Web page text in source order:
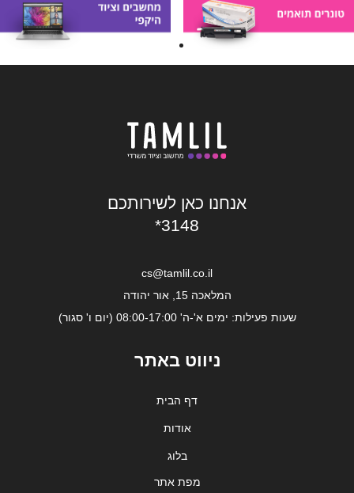
אנחנו כאן לשירותכם
*3148
cs@tamlil.co.il
המלאכה 15, אור יהודה
שעות פעילות: ימים א'-ה' 08:00-17:00 (יום ו' סגור)
ניווט באתר
דף הבית
אודות
בלוג
מפת אתר